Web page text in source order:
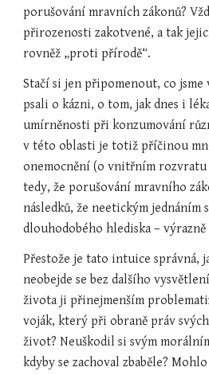
porušování mravních zákonů?
přirozenosti zakotvené, a tak
rovněž „proti přírodě“.
Stačí si jen připomenout, co
psali o kázni, o tom, jak dnes i
umírněnosti při konzumování
v této oblasti je totiž příčinou
onemocnění (o vnitřním rozvratu
tedy, že porušování mravního
následků, že neetickým jednáním
dlouhodobého hlediska – výrazně
Přestože je tato intuice správná,
neobejde se bez dalšího
života ji přinejmenším
voják, který při obraně práv
život? Neuškodil si svým
kdyby se zachoval zbaběle?